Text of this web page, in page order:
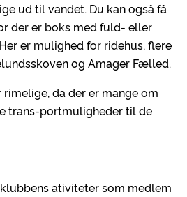
ud til vandet. Du kan også få
der er boks med fuld- eller
er mulighed for ridehus, flere
og Amager Fælled.
rimelige, da der er mange om
trans-portmuligheder til de
ativiteter som medlem